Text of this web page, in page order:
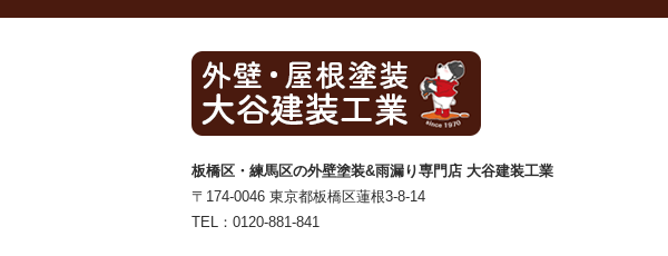
板橋区・練馬区の外壁塗装&雨漏り専門店 大谷建装工業
〒174-0046 東京都板橋区蓮根3-8-14
TEL： 0120-881-841